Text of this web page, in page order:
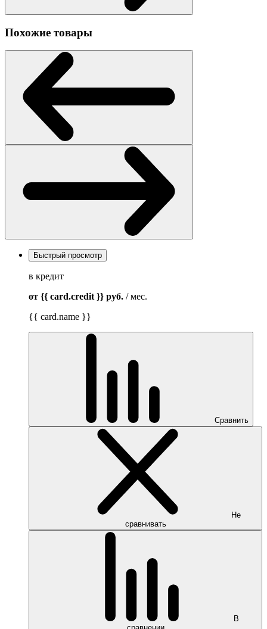
Похожие товары
Быстрый просмотр
в кредит
от {{ card.credit }} руб. / мес.
{{ card.name }}
Сравнить
Не
сравнивать
В